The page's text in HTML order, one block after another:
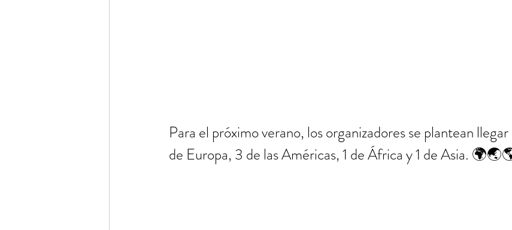
Para el próximo verano, los organizadores se plantean
de Europa, 3 de las Américas, 1 de África y 1 de Asia.